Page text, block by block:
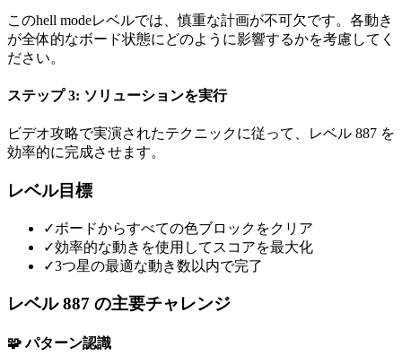
このhell modeレベルでは、慎重な計画が不可欠です。各動き
が全体的なボード状態にどのように影響するかを考慮してく
ださい。
ステップ 3: ソリューションを実行
ビデオ攻略で実演されたテクニックに従って、レベル 887 を
効率的に完成させます。
レベル目標
✓ボードからすべての色ブロックをクリア
✓効率的な動きを使用してスコアを最大化
✓3つ星の最適な動き数以内で完了
レベル 887 の主要チャレンジ
🧩 パターン認識